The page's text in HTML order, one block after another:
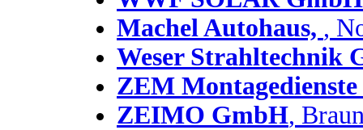
Machel Autohaus, ,
Weser Strahltechnik
ZEM
ZEIMO GmbH,